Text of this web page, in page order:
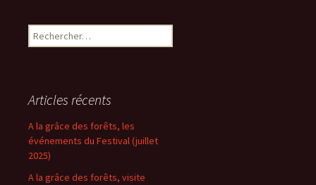
Rechercher :
Articles récents
A la grâce des forêts, les
événements du Festival (juillet
2025)
A la grâce des forêts, visite